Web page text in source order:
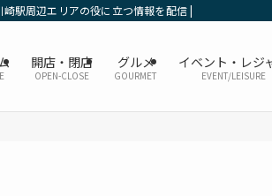
駅周辺エリアの役に立つ情報を配信 | かなレポ川崎
開店・閉店
OPEN-CLOSE
グルメ
GOURMET
イベント・レジ
EVENT/LEISURE